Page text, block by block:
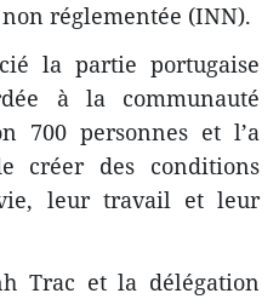
réglementée (INN).
la partie portugaise
à la communauté
700 personnes et l’a
créer des conditions
leur travail et leur
Trac et la délégation